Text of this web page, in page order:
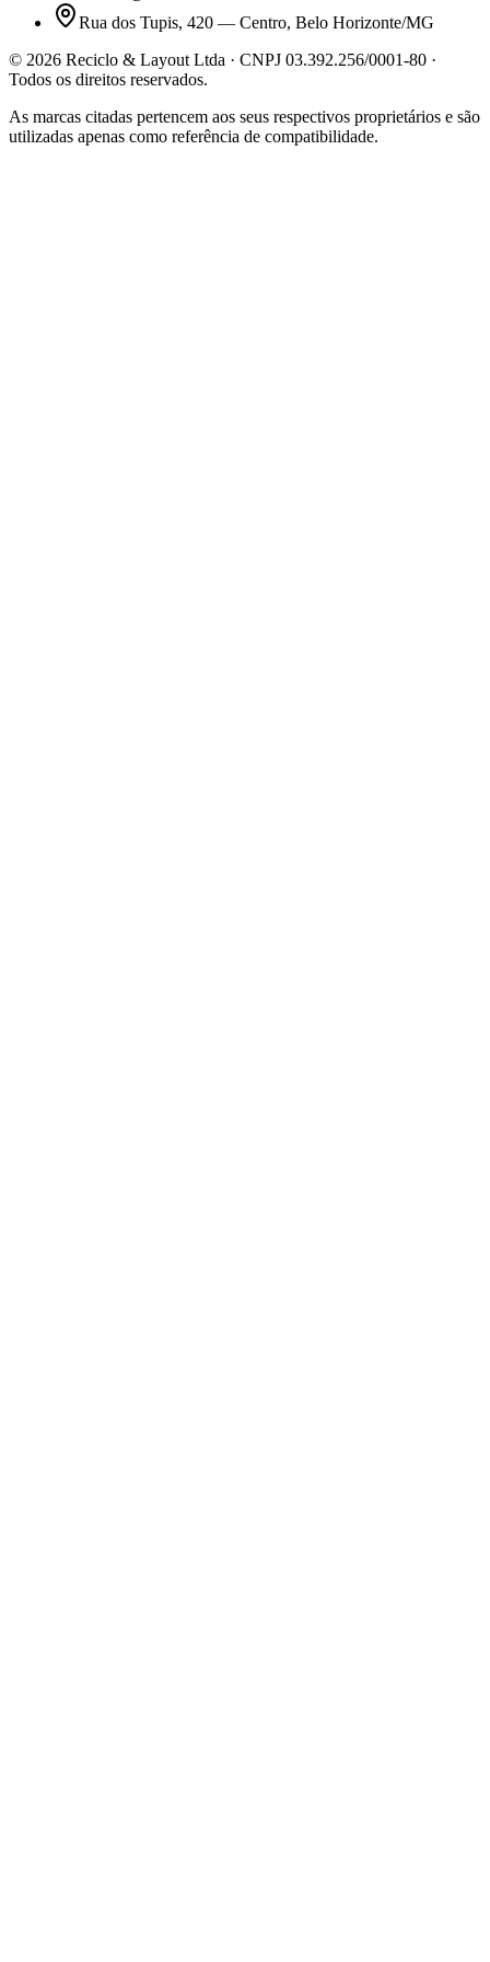
Rua dos Tupis, 420 — Centro, Belo Horizonte/MG
© 2026 Reciclo & Layout Ltda · CNPJ 03.392.256/0001-80 ·
Todos os direitos reservados.
As marcas citadas pertencem aos seus respectivos proprietários e são
utilizadas apenas como referência de compatibilidade.